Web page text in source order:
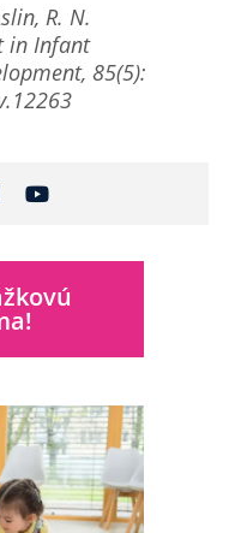
R. N.
in Infant
85(5):